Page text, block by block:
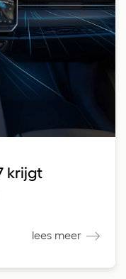
krijgt
lees meer